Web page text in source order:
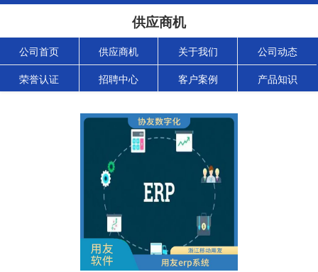
供应商机
公司首页 供应商机 关于我们 公司动态
荣誉认证 招聘中心 客户案例 产品知识